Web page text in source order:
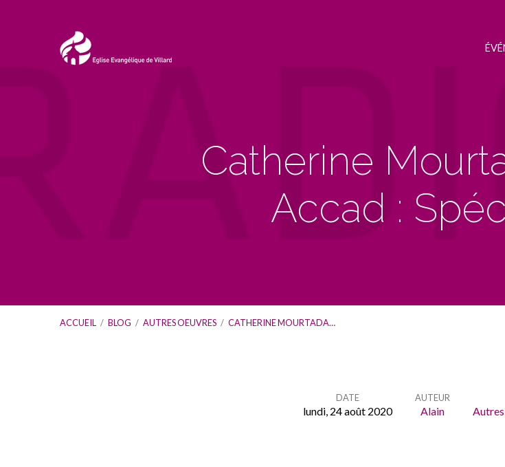
Catherine
Accad :
ACCUEIL / BLOG / AUTRES OEUVRES / CATHERINE MOURTADA…
DATE
lundi, 24 août 2020
AUTEUR
Alain